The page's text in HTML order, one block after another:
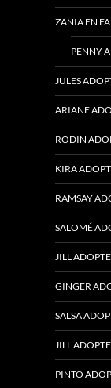
ZANIA EN
PENNY
JULES
ARIANE
RODIN
KIRA
RAMSAY
SALOMÉ
JILL
GINGER
SALSA
JILL
PINTO